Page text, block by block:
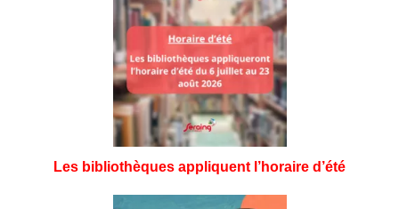
Les bibliothèques appliquent l’horaire d’été